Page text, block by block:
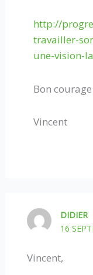
http://
travailler-
une-vision-
Bon courage
Vincent
DIDIER
16
Vincent,